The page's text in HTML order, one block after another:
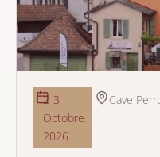
2-3
Octobre
2026
Cave